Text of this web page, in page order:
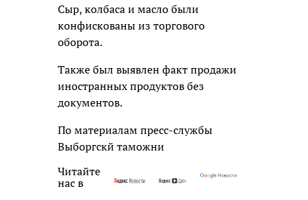
Сыр, колбаса и масло были
конфискованы из торгового
оборота.
Также был выявлен факт продажи
иностранных продуктов без
документов.
По материалам пресс-службы
Выборгскй таможни
Читайте
нас в